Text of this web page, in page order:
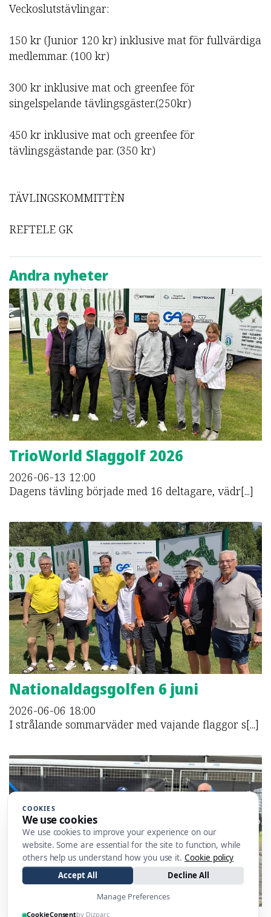
Veckoslutstävlingar:
150 kr (Junior 120 kr) inklusive mat för fullvärdiga
medlemmar. (100 kr)
300 kr inklusive mat och greenfee för
singelspelande tävlingsgäster.(250kr)
450 kr inklusive mat och greenfee för
tävlingsgästande par. (350 kr)
TÄVLINGSKOMMITTÈN
REFTELE GK
Andra nyheter
TrioWorld Slaggolf 2026
2026-06-13 12:00
Dagens tävling började med 16 deltagare, vädr[...]
Nationaldagsgolfen 6 juni
2026-06-06 18:00
I strålande sommarväder med vajande flaggor s[...]
COOKIES
We use cookies
We use cookies to improve your experience on our
website. Some are essential for the site to function, while
others help us understand how you use it. Cookie policy
Accept All
Decline All
Manage Preferences
CookieConsentby Dizparc